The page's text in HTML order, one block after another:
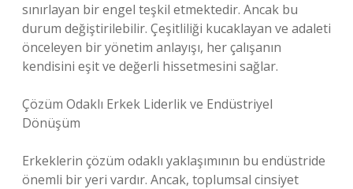
sınırlayan bir engel teşkil etmektedir. Ancak bu
durum değiştirilebilir. Çeşitliliği kucaklayan ve adaleti
önceleyen bir yönetim anlayışı, her çalışanın
kendisini eşit ve değerli hissetmesini sağlar.
Çözüm Odaklı Erkek Liderlik ve Endüstriyel
Dönüşüm
Erkeklerin çözüm odaklı yaklaşımının bu endüstride
önemli bir yeri vardır. Ancak, toplumsal cinsiyet